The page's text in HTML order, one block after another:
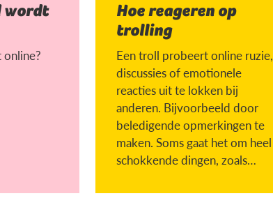
wordt
Hoe reageren op
trolling
Een troll probeert online ruzie,
discussies of emotionele
reacties uit te lokken bij
anderen. Bijvoorbeeld door
beledigende opmerkingen te
maken. Soms gaat het om heel
schokkende dingen, zoals
gestorven is.